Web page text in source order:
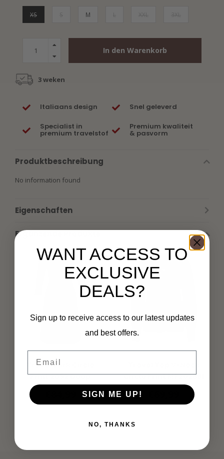
XS M
In den Warenkorb
3 weken
Italiaans design Snel geleverd
Specialist in
premium travelstof
Premium kwaliteit
& pasvorm
Produktbeschreibung
No information found
Eigenschaften
Ergänzende Produkte
Travel Jurk Circle
Print 2092 Deep
Depth Black
Circle Print MP202651
Deep Depth Black
WANT ACCESS TO
EXCLUSIVE
DEALS?
Sign up to receive access to our latest updates
and best offers.
SIGN ME UP!
NO, THANKS